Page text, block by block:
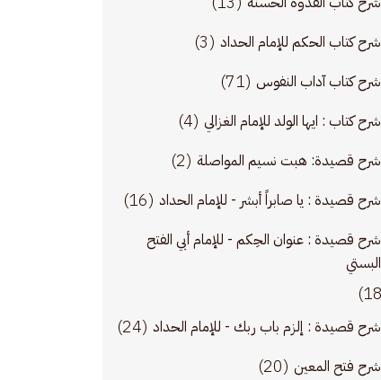
شرح كتاب الحكم للإمام الحداد (3)
شرح كتاب آداب النفوس (71)
شرح كتاب : ايها الولد للإمام الغزالي (4)
شرح قصيدة: هبت نسيم المواصلة (2)
شرح قصيدة : يا صابراً أبشر - للإمام الحداد (16)
شرح قصيدة : عنوان الحِكم - للإمام أبي الفتح
البستي
شرح قصيدة : إلزم باب ربك - للإمام الحداد (24)
شرح فتح المعين (20)